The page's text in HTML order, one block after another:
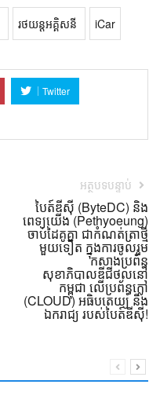
រថយន្តអគ្គិសនី iCar
Twitter
អត្ថបទបន្ទាប់
បៃត៍ឌីស៊ី (ByteDC) និង
ពេទ្យយើង (Pethyoeung)
ចាប់ដៃគូគ្នា ជាកំណត់ត្រាថ្មី
មួយទៀត ក្នុងការចូលរួម
កសាងប្រព័ន្ធ
សុខាភិបាលឌីជីថល​នៅ
កម្ពុជា លើប្រព័ន្ធក្លៅ
(CLOUD) អធិបតេយ្យ និង
ឯករាជ្យ របស់បៃត៍ឌីស៊ី!